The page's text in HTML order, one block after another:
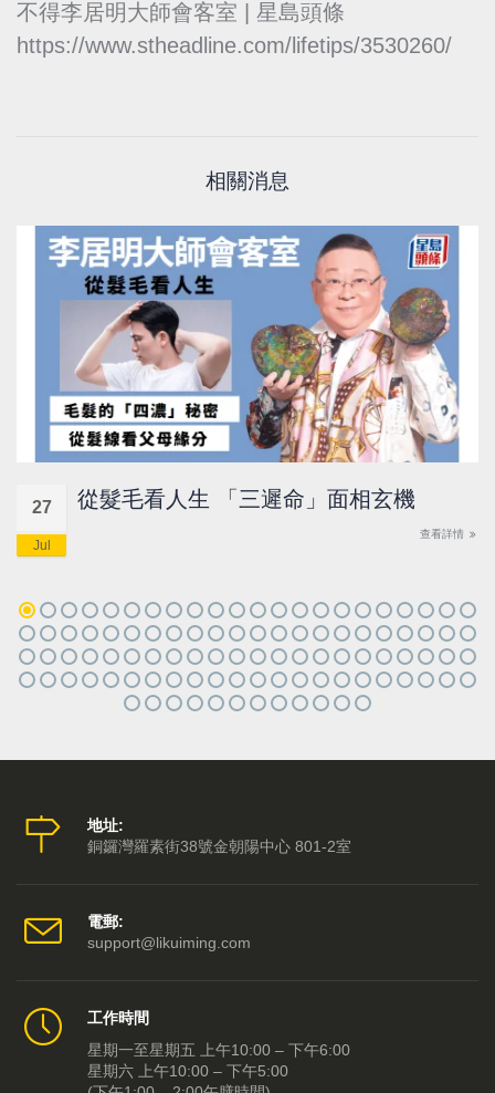
不得李居明大師會客室 | 星島頭條
https://www.stheadline.com/lifetips/3530260/
相關消息
27
Jul
從髮毛看人生 「三遲命」面相玄機
查看詳情
地址:
銅鑼灣羅素街38號金朝陽中心 801-2室
電郵:
support@likuiming.com
工作時間
星期一至星期五 上午10:00 – 下午6:00
星期六 上午10:00 – 下午5:00